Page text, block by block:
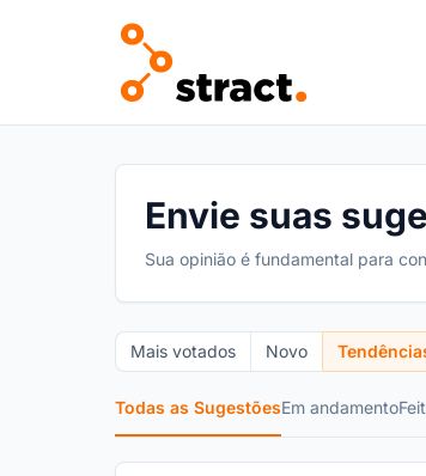
Envie suas
Sua opinião é fundamental para
Mais votados Novo
Todas as SugestõesEm andamento